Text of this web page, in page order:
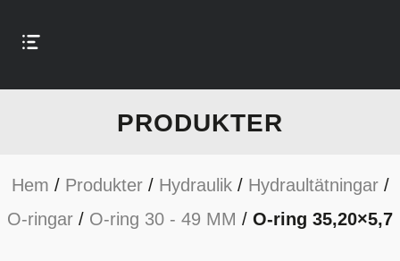
PRODUKTER
Hem / Produkter/ Hydraulik/ Hydraultätningar/
O-ringar / O-ring 30 - 49 MM / O-ring 35,20×5,7